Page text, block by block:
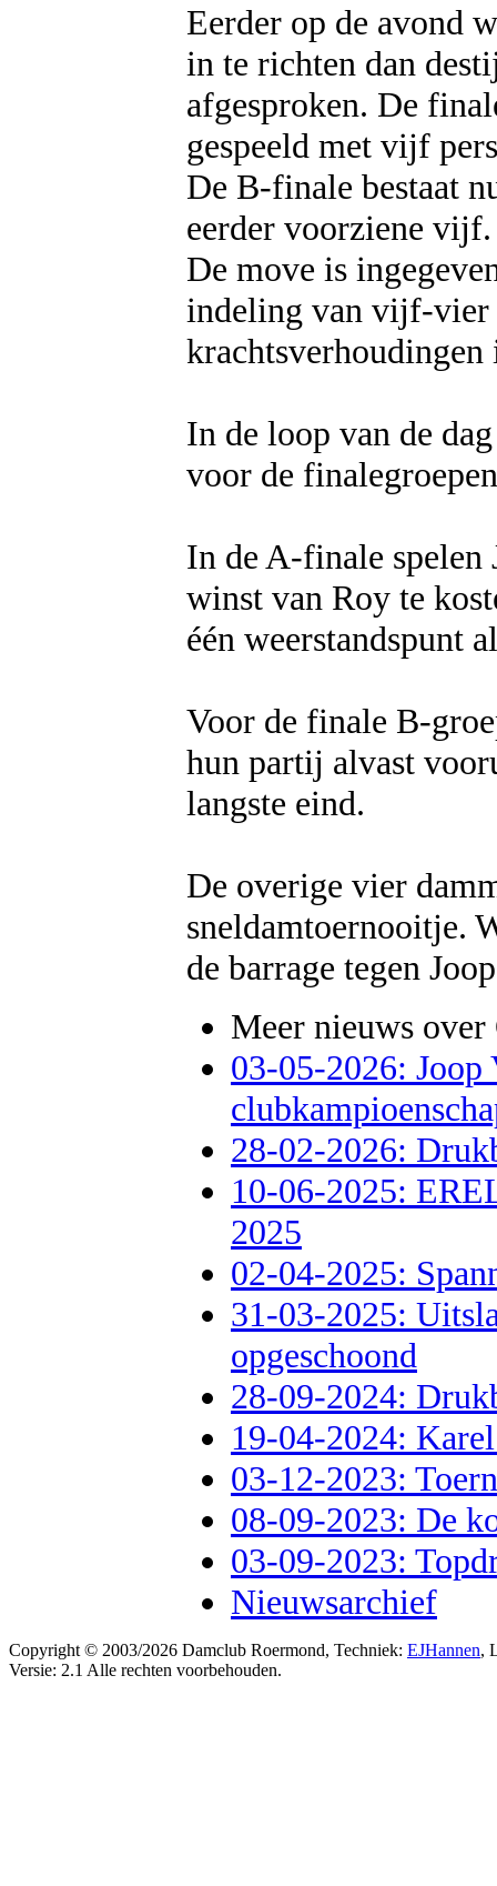
Eerder op de avond
in te richten dan
afgesproken. De
gespeeld met vijf
De B-finale bestaat
eerder voorziene vijf.
De move is
indeling van vijf-vier
In de loop van de
voor de
In de A-finale spelen
winst van Roy te
één weerstandspunt
Voor de finale B-
hun partij alvast
langste eind.
De overige vier
sneldamtoernooitje.
de barrage tegen
Meer nieuws
03-05-2026: Joop
28-02-2026:
10-06-2025:
2025
02-04-2025:
31-03-2025:
opgeschoond
28-09-2024:
19-04-2024:
03-12-2023:
08-09-2023: De
03-09-2023:
Nieuwsarchief
Copyright © 2003/2026 Damclub Roermond, Techniek: EJHannen,
Versie: 2.1 Alle rechten voorbehouden.